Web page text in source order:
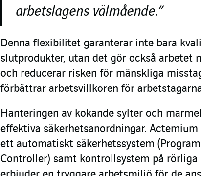
arbetslagens välmående.”
Denna flexibilitet garanterar inte bara
slutprodukter, utan det gör också arbetet
och reducerar risken för mänskliga
förbättrar arbetsvillkoren för
Hanteringen av kokande sylter och
effektiva säkerhetsanordningar.
ett automatiskt säkerhetssystem
Controller) samt kontrollsystem på rörliga